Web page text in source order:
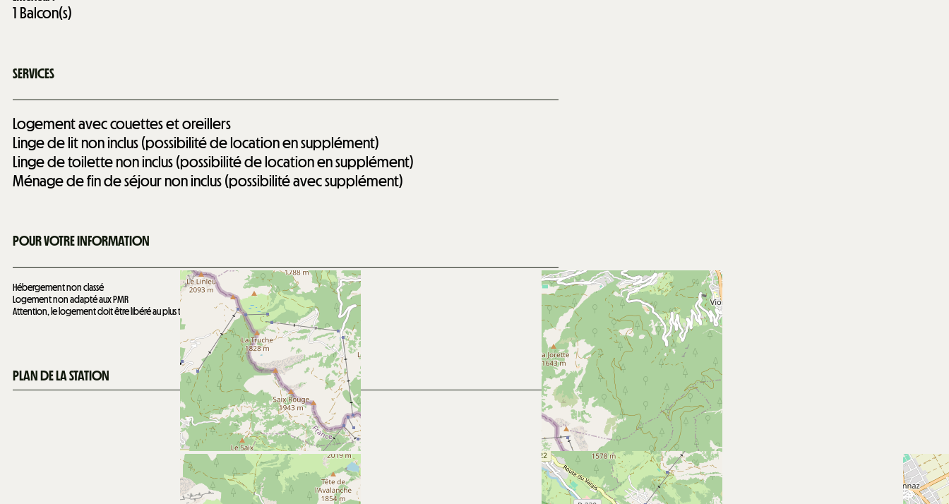
1 Balcon(s)
SERVICES
Logement avec couettes et oreillers
Linge de lit non inclus (possibilité de location en supplément)
Linge de toilette non inclus (possibilité de location en supplément)
Ménage de fin de séjour non inclus (possibilité avec supplément)
POUR VOTRE INFORMATION
Hébergement non classé
Logement non adapté aux PMR
Attention, le logement doit être libéré au plus tard à 9h le matin du départ
PLAN DE LA STATION